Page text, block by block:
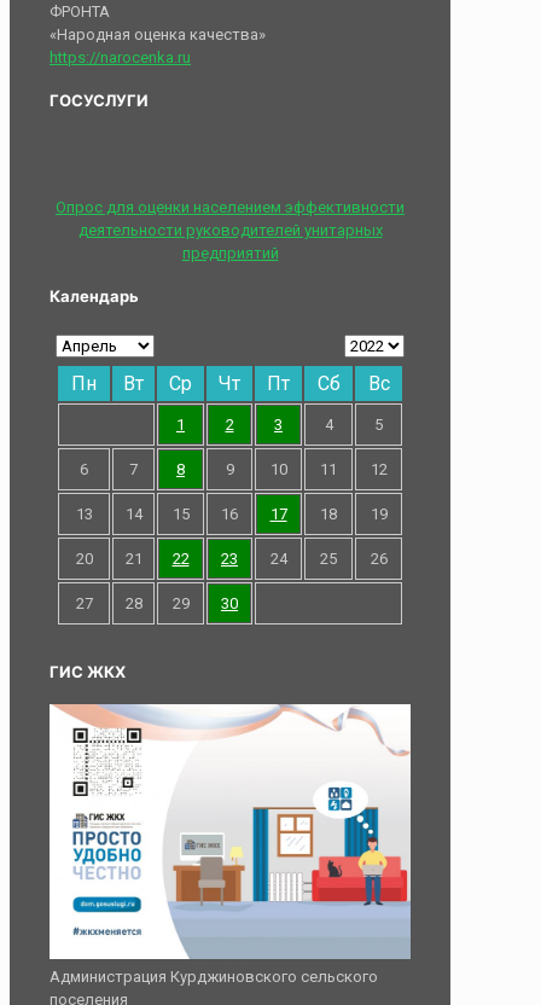
ФРОНТА
«Народная оценка качества»
https://narocenka.ru
ГОСУСЛУГИ
Опрос для оценки населением эффективности
деятельности руководителей унитарных
предприятий
Календарь
Пн Вт Ср Чт Пт Сб Вс
1 2 3 4 5
6 7 8 9 10 11 12
13 14 15 16 17 18 19
20 21 22 23 24 25 26
27 28 29 30
ГИС ЖКХ
Администрация Курджиновского сельского
поселения